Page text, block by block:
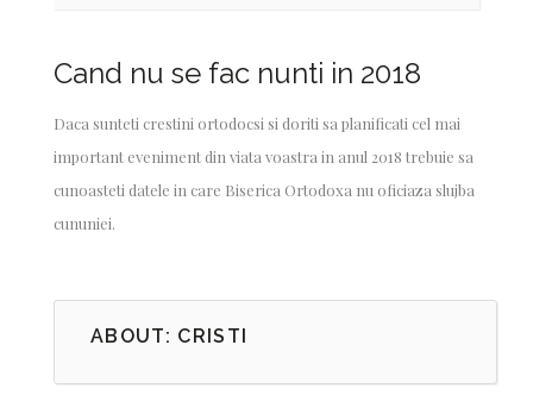
Cand nu se fac nunti in 2018
Daca sunteti crestini ortodocsi si doriti sa planificati cel mai
important eveniment din viata voastra in anul 2018 trebuie sa
cunoasteti datele in care Biserica Ortodoxa nu oficiaza slujba
cununiei.
ABOUT: CRISTI